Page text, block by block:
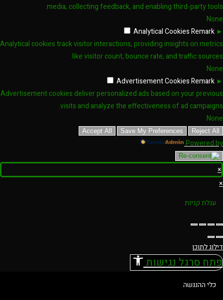
media, collecting feedback, and enabling third-party tools.
None
►
Analytical CookiesRemark
Analytical cookies track visitor interactions, providing insights on metrics
like visitor count, bounce rate, and traffic sources.
None
►
Advertisement CookiesRemark
Advertisement cookies deliver personalized ads based on your previous
visits and analyze the effectiveness of ad campaigns.
None
Reject All
Save My Preferences
Accept All
Powered by
×
×
עגלת קניות
דילוג לתוכן
פתח סרגל נגישות
כלי ההנגשה